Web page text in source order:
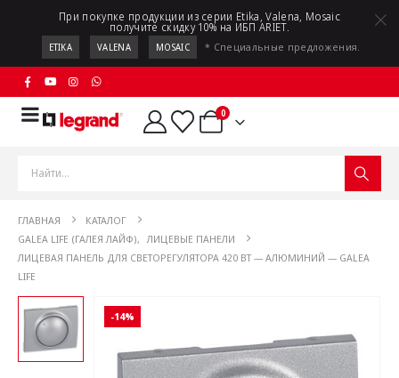
При покупке продукции из серии Etika, Valena, Mosaic
получите скидку 10% на ИБП ARIET.
ETIKA VALENA MOSAIC * Специальные предложения.
0
ГЛАВНАЯ
КАТАЛОГ
GALEA LIFE (ГАЛЕЯ ЛАЙФ), ЛИЦЕВЫЕ ПАНЕЛИ
ЛИЦЕВАЯ ПАНЕЛЬ ДЛЯ СВЕТОРЕГУЛЯТОРА 420 ВТ — АЛЮМИНИЙ — GALEA
LIFE
-14%